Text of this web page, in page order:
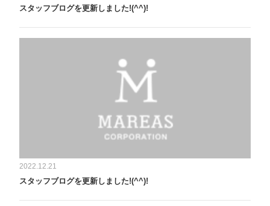
スタッフブログを更新しました!(^^)!
2022.12.21
スタッフブログを更新しました!(^^)!